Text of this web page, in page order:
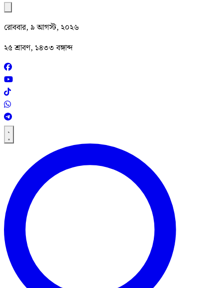
রোববার, ৯ আগস্ট, ২০২৬
২৫ শ্রাবণ, ১৪৩৩ বঙ্গাব্দ